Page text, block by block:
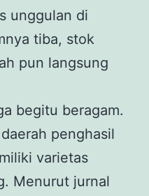
unggulan di
tiba, stok
pun langsung
begitu beragam.
penghasil
varietas
Menurut jurnal